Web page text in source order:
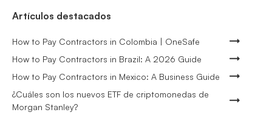
Artículos destacados
How to Pay Contractors in Colombia | OneSafe
How to Pay Contractors in Brazil: A 2026 Guide
How to Pay Contractors in Mexico: A Business Guide
¿Cuáles son los nuevos ETF de criptomonedas de
Morgan Stanley?